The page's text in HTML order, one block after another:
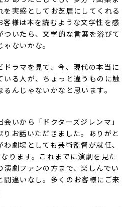
を実感としてお芝居にしてくれる
客様は本を読むような文学性を感
ついたら、文学的な言葉を浴びて
ないかな。
ラマを見て、今、現代の本当に
いる人が、ちょっと違うものに触
んじゃないかなと思います。
いから「ドクターズジレンマ」
お話いただきました。ありがと
劇場としても芸術監督が就任、
ります。これまでに演劇を見た
演劇ファンの方まで、楽しんでい
間違いなし。多くのお客様にご来